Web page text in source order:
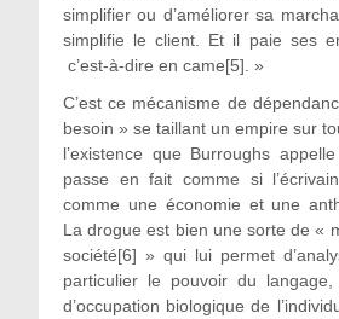
simplifier ou d’améliorer sa
simplifie le client. Et il paie ses
c’est-à-dire en came[5]. »
C’est ce mécanisme de
besoin » se taillant un empire sur
l’existence que Burroughs
passe en fait comme si
comme une économie et une
La drogue est bien une sorte de «
société[6] » qui lui permet
particulier le pouvoir du
d’occupation biologique de